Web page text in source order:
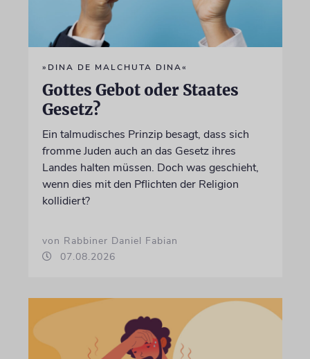
»DINA DE MALCHUTA DINA«
Gottes Gebot oder Staates
Gesetz?
Ein talmudisches Prinzip besagt, dass sich
fromme Juden auch an das Gesetz ihres
Landes halten müssen. Doch was geschieht,
wenn dies mit den Pflichten der Religion
kollidiert?
von Rabbiner Daniel Fabian
07.08.2026